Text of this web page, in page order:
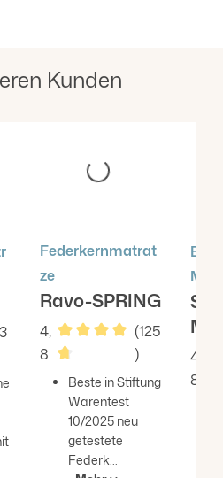
Kunden
Bewertung von 4.83 von 5
Federkernmatrat
ze
Ravo-SPRING
4,
8
Durchschnittliche
(125
)
Beste in Stiftung
Warentest
10/2025 neu
getestete
Federk...
4,
8